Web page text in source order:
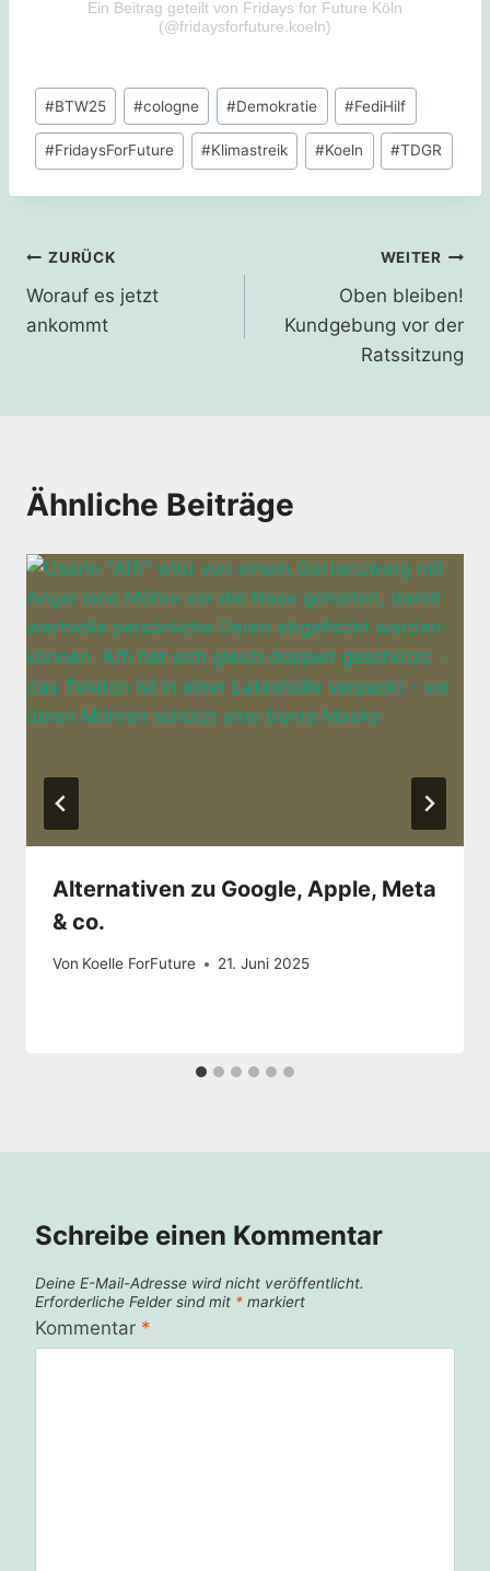
Ein Beitrag geteilt von Fridays for Future Köln
(@fridaysforfuture.koeln)
Schlagworte:
#BTW25 #cologne #Demokratie #FediHilf
#FridaysForFuture #Klimastreik #Koeln #TDGR
Beitragsnavigation
ZURÜCK
Worauf es jetzt
ankommt
WEITER
Oben bleiben!
Kundgebung vor der
Ratssitzung
Ähnliche Beiträge
Alternativen zu Google, Apple, Meta
& co.
Von Koelle ForFuture 21. Juni 2025
Schreibe einen Kommentar
Deine E-Mail-Adresse wird nicht veröffentlicht.
Erforderliche Felder sind mit * markiert
Kommentar *